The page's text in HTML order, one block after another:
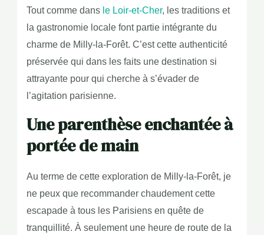
Tout comme dans le Loir-et-Cher, les traditions et
la gastronomie locale font partie intégrante du
charme de Milly-la-Forêt. C’est cette authenticité
préservée qui dans les faits une destination si
attrayante pour qui cherche à s’évader de
l’agitation parisienne.
Une parenthèse enchantée à
portée de main
Au terme de cette exploration de Milly-la-Forêt, je
ne peux que recommander chaudement cette
escapade à tous les Parisiens en quête de
tranquillité. À seulement une heure de route de la